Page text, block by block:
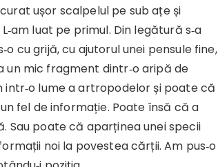
ușor scalpelul pe sub ațe și
luat pe primul. Din legătură s‑a
cu grijă, cu ajutorul unei pensule fine,
un mic fragment dintr‑o aripă de
lume a artropodelor și poate că
fel de informație. Poate însă că a
Sau poate că aparținea unei specii
noi la povestea cărții. Am pus‑o